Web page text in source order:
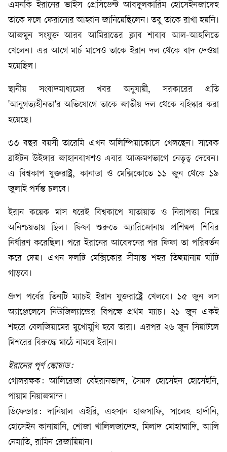
এমনকি ইরানের ভাইস প্রেসিডেন্ট আবদুলকারিম হোসেইনজাদেহ
তাকে দলে ফেরানোর আহ্বান জানিয়েছিলেন। তবু তাকে রাখা হয়নি।
আজমুন সংযুক্ত আরব আমিরাতের ক্লাব শাবাব আল-আহলিতে
খেলেন। এর আগে মার্চ মাসেও তাকে ইরান দল থেকে বাদ দেওয়া
হয়েছিল।
স্থানীয় সংবাদমাধ্যমের খবর অনুযায়ী, সরকারের প্রতি
'আনুগত্যহীনতা'র অভিযোগে তাকে জাতীয় দল থেকে বহিষ্কার করা
হয়েছে।
৩৩ বছর বয়সী তারেমি এখন অলিম্পিয়াকোসে খেলছেন। সাবেক
ব্রাইটন উইঙ্গার জাহানবাখশও এবার আক্রমণভাগে নেতৃত্ব দেবেন।
এ বিশ্বকাপ যুক্তরাষ্ট্র, কানাডা ও মেক্সিকোতে ১১ জুন থেকে ১৯
জুলাই পর্যন্ত চলবে।
ইরান কয়েক মাস ধরেই বিশ্বকাপে যাতায়াত ও নিরাপত্তা নিয়ে
অনিশ্চয়তায় ছিল। ফিফা শুরুতে অ্যারিজোনায় প্রশিক্ষণ শিবির
নির্ধারণ করেছিল। পরে ইরানের আবেদনের পর ফিফা তা পরিবর্তন
করে দেয়। এখন দলটি মেক্সিকোর সীমান্ত শহর তিহুয়ানায় ঘাঁটি
গাড়বে।
গ্রুপ পর্বের তিনটি ম্যাচই ইরান যুক্তরাষ্ট্রে খেলবে। ১৫ জুন লস
অ্যাঞ্জেলেসে নিউজিল্যান্ডের বিপক্ষে প্রথম ম্যাচ। ২১ জুন একই
শহরে বেলজিয়ামের মুখোমুখি হবে তারা। এরপর ২৬ জুন সিয়াটলে
মিশরের বিরুদ্ধে মাঠে নামবে ইরান।
ইরানের পূর্ণ স্কোয়াড:
গোলরক্ষক: আলিরেজা বেইরানভান্দ, সৈয়দ হোসেইন হোসেইনি,
পায়াম নিয়াজমান্দ।
ডিফেন্ডার: দানিয়াল এইরি, এহসান হাজসাফি, সালেহ হার্দানি,
হোসেইন কানায়ানি, শোজা খালিলজাদেহ, মিলাদ মোহাম্মাদি, আলি
নেমাতি, রামিন রেজায়িয়ান।